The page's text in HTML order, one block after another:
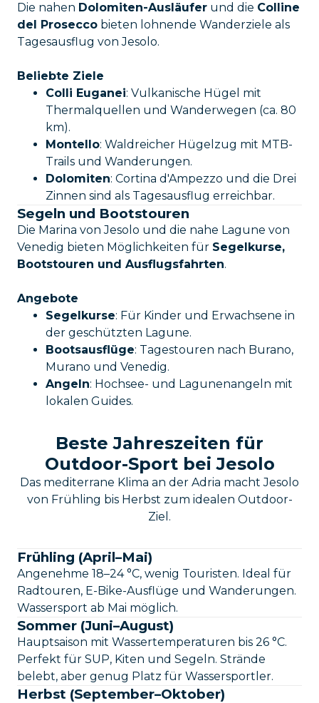
Die nahen Dolomiten-Ausläufer und die Colline
del Prosecco bieten lohnende Wanderziele als
Tagesausflug von Jesolo.
Beliebte Ziele
Colli Euganei: Vulkanische Hügel mit
Thermalquellen und Wanderwegen (ca. 80
km).
Montello: Waldreicher Hügelzug mit MTB-
Trails und Wanderungen.
Dolomiten: Cortina d'Ampezzo und die Drei
Zinnen sind als Tagesausflug erreichbar.
Segeln und Bootstouren
Die Marina von Jesolo und die nahe Lagune von
Venedig bieten Möglichkeiten für Segelkurse,
Bootstouren und Ausflugsfahrten.
Angebote
Segelkurse: Für Kinder und Erwachsene in
der geschützten Lagune.
Bootsausflüge: Tagestouren nach Burano,
Murano und Venedig.
Angeln: Hochsee- und Lagunenangeln mit
lokalen Guides.
Beste Jahreszeiten für
Outdoor-Sport bei Jesolo
Das mediterrane Klima an der Adria macht Jesolo
von Frühling bis Herbst zum idealen Outdoor-
Ziel.
Frühling (April–Mai)
Angenehme 18–24 °C, wenig Touristen. Ideal für
Radtouren, E-Bike-Ausflüge und Wanderungen.
Wassersport ab Mai möglich.
Sommer (Juni–August)
Hauptsaison mit Wassertemperaturen bis 26 °C.
Perfekt für SUP, Kiten und Segeln. Strände
belebt, aber genug Platz für Wassersportler.
Herbst (September–Oktober)